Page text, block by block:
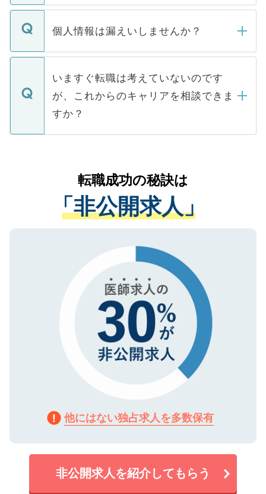
ません。
■応募殺到を避けるため 人気のある医療機
関を公にしてしまうと、応募が殺到する場
に、医療機関が求める条件に合った人材の
みを人材紹介会社に依頼するケースが増え
ています。
転職・入職を強要することは一切ありませ
ん。また、仮に応募先から内定をいただい
定を承諾する必要はありません。内定先へ
の辞退の連絡はキャリアパートナーが行い
個人情報は漏えいしませんか？
個人情報が漏えいすることはありませんの
で、ご安心ください。当サイトからの登録
などで収集したご登録者様の個人情報は、
ご本人のキャリアアップおよび転職活動の
支援を目的に使用いたします。お預かりし
ているすべての個人データはご本人の許可
は、個人情報の取り扱いについての厳密な
管理基準を満たした事業者のみに付与され
る、プライバシーマークを取得済みです。
で、機密保持に関してもご安心ください。
いますぐ転職は考えていないのです
が、これからのキャリアを相談できま
すか？
かがいして、現在の医療機関の状況や紹介
経験をまじえながら、適切なアドバイスを
させていただきます。すぐにご転職をされ
ない方には、長期的なサポートが可能です
ので、まずはご登録ください。
転職成功の秘訣は
「非公開求人」
他にはない独占求人を多数保有
非公開求人を紹介してもらう